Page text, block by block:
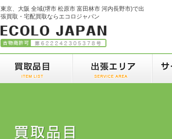
東京、大阪 全域(堺市 松原市 富田林市 河内長野市)で出
張買取・宅配買取ならエコロジャパン